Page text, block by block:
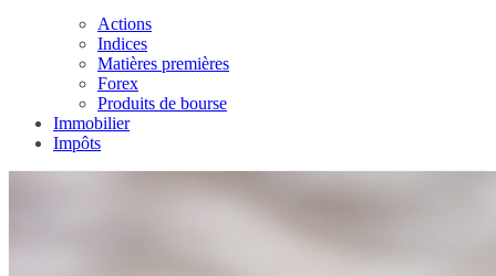
Actions
Indices
Matières premières
Forex
Produits de bourse
Immobilier
Impôts